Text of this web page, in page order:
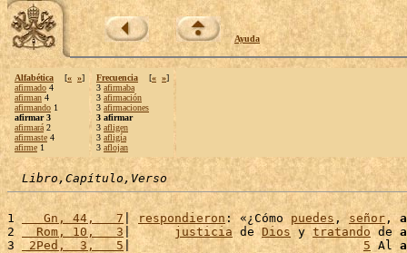
Ayuda
Alfabética [« »]
afirmado 4
afirman 4
afirmando 1
afirmar 3
afirmará 2
afirmaste 4
afirme 1
Frecuencia [« »]
3 afirmaba
3 afirmación
3 afirmaciones
3 afirmar
3 afligen
3 afligía
3 aflojan
Libro,Capítulo,Verso
1
   Gn, 44,   7
| respondieron: «¿Cómo puedes , señor ,
2
  Rom, 10,   3
| justicia de Dios y tratando de
3
2Ped,  3,   5| 5 Al